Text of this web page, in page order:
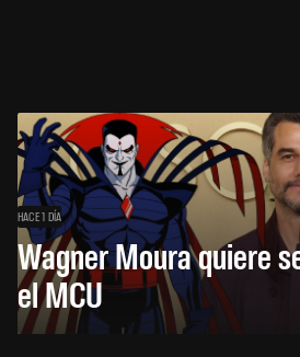
HACE 1 DÍA
Wagner Moura quiere
el MCU